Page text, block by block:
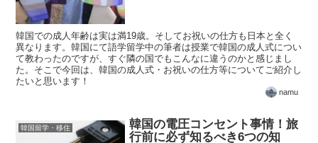
韓国での成人年齢は実は満19歳。そしてお祝いの仕方も日本と全く
異なります。韓国にて語学留学中の筆者は授業で韓国の成人式につい
て教わったのですが、すぐ隣の国でもこんなに違うのかと感じまし
た。そこで今回は、韓国の成人式・お祝いの仕方等についてご紹介し
たいと思います！
namu
韓国留学・移住
韓国の電圧コンセント事情！旅
行前に必ず知るべき6つの知